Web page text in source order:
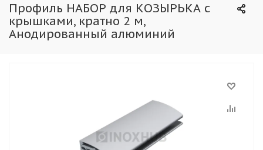
Профиль НАБОР для КОЗЫРЬКА с
крышками, кратно 2 м,
Анодированный алюминий